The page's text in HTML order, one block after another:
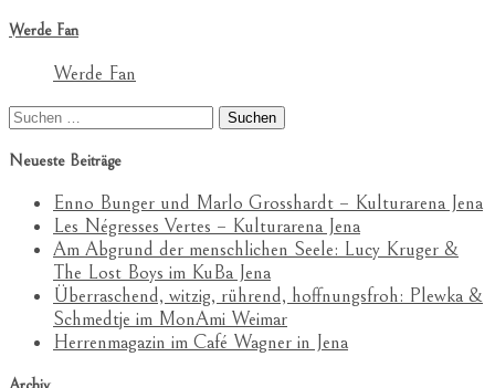
Werde Fan
Werde Fan
Suchen
Neueste Beiträge
Enno Bunger und Marlo Grosshardt – Kulturarena Jena
Les Négresses Vertes – Kulturarena Jena
Am Abgrund der menschlichen Seele: Lucy Kruger &
The Lost Boys im KuBa Jena
Überraschend, witzig, rührend, hoffnungsfroh: Plewka &
Schmedtje im MonAmi Weimar
Herrenmagazin im Café Wagner in Jena